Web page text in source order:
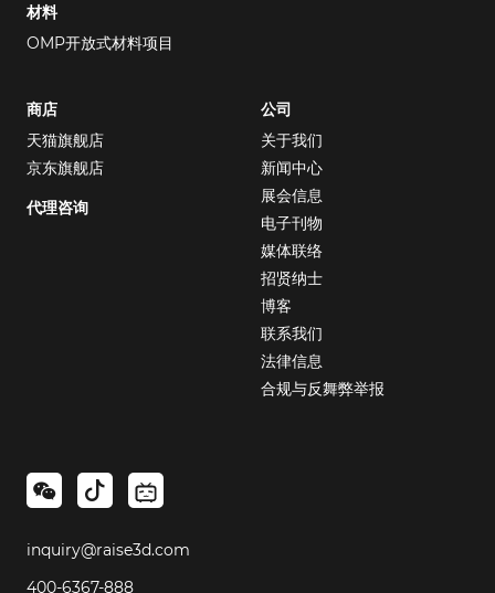
材料
OMP开放式材料项目
商店
天猫旗舰店
京东旗舰店
代理咨询
公司
关于我们
新闻中心
展会信息
电子刊物
媒体联络
招贤纳士
博客
联系我们
法律信息
合规与反舞弊举报
inquiry@raise3d.com
400-6367-888